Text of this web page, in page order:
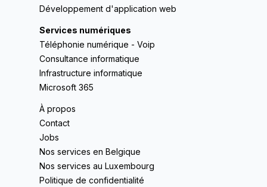
Développement d'application web
Services numériques
Téléphonie numérique - Voip
Consultance informatique
Infrastructure informatique
Microsoft 365
À propos
Contact
Jobs
Nos services en Belgique
Nos services au Luxembourg
Politique de confidentialité